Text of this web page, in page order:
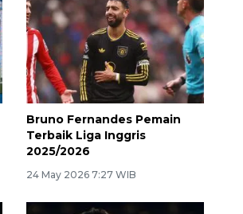
Bruno Fernandes Pemain
Terbaik Liga Inggris
2025/2026
24 May 2026 7:27 WIB